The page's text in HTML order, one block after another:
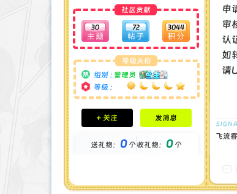
社区贡献
30 72 3044
等级头衔
组别 : 管理员
等级 :
积分成就
钻石 : 30 颗
金币 : 9 枚
+ 关注 发消息
送礼物： 0个收礼物： 0个
申
审
认
如
请
飞流